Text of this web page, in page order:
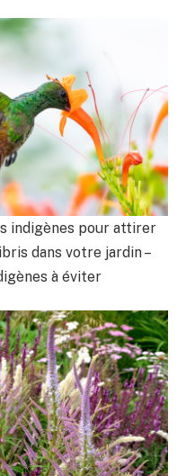
indigènes pour attirer
dans votre jardin –
à éviter